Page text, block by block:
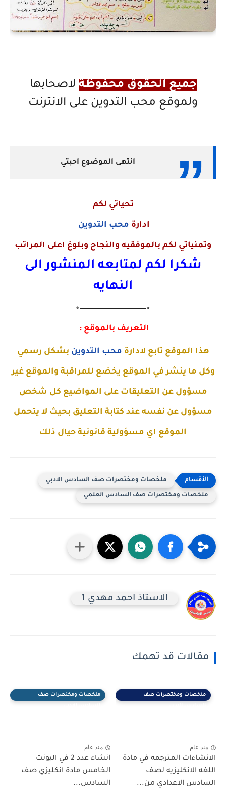
جميع الحقوق محفوظة لاصحابها
ولموقع محب التدوين على الانترنت
انتهى الموضوع احبتي
تحياتي لكم
ادارة محب التدوين
وتمنياتي لكم بالموفقيه والنجاح وبلوغ اعلى المراتب
شكرا لكم لمتابعه المنشور الى
النهايه
🔸▬▬▬▬▬▬▬▬▬▬▬▬▬🔸
التعريف بالموقع :
هذا الموقع تابع لادارة محب التدوين بشكل رسمي
وكل ما ينشر في الموقع يخضع للمراقبة والموقع غير
مسؤول عن التعليقات على المواضيع كل شخص
مسؤول عن نفسه عند كتابة التعليق بحيث لا يتحمل
الموقع اي مسؤولية قانونية حيال ذلك
ملخصات ومختصرات صف السادس الادبي
ملخصات ومختصرات صف السادس العلمي
الاستاذ احمد مهدي 1
مقالات قد تهمك
ملخصات ومختصرات صف
منذ عام
الانشاءات المترجمه في مادة
اللغه الانكليزيه لصف
السادس الاعدادي من...
ملخصات ومختصرات صف
منذ عام
انشاء عدد 2 في اليونت
الخامس مادة انكليزي صف
السادس...